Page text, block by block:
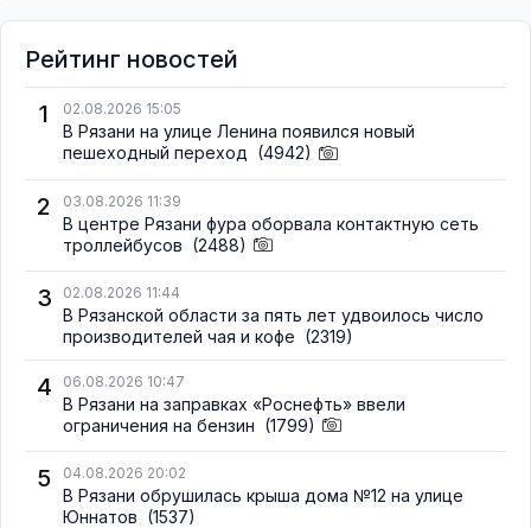
Рейтинг новостей
1
02.08.2026 15:05
В Рязани на улице Ленина появился новый
пешеходный переход (4942)
2 03.08.2026 11:39
В центре Рязани фура оборвала контактную сеть
троллейбусов (2488)
3 02.08.2026 11:44
В Рязанской области за пять лет удвоилось число
производителей чая и кофе (2319)
4 06.08.2026 10:47
В Рязани на заправках «Роснефть» ввели
ограничения на бензин (1799)
5 04.08.2026 20:02
В Рязани обрушилась крыша дома №12 на улице
Юннатов (1537)